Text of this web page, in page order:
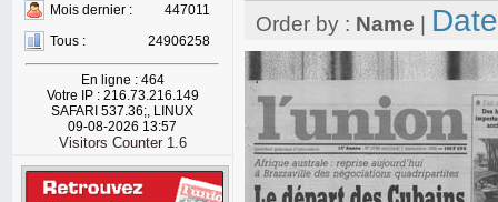
Mois dernier :
447011
Tous :
24906258
En ligne : 464
Votre IP : 216.73.216.149
SAFARI 537.36;, LINUX
09-08-2026 13:57
Visitors Counter 1.6
Order by : Name Date